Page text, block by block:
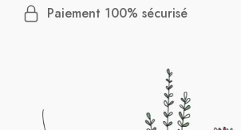
Paiement 100% sécurisé